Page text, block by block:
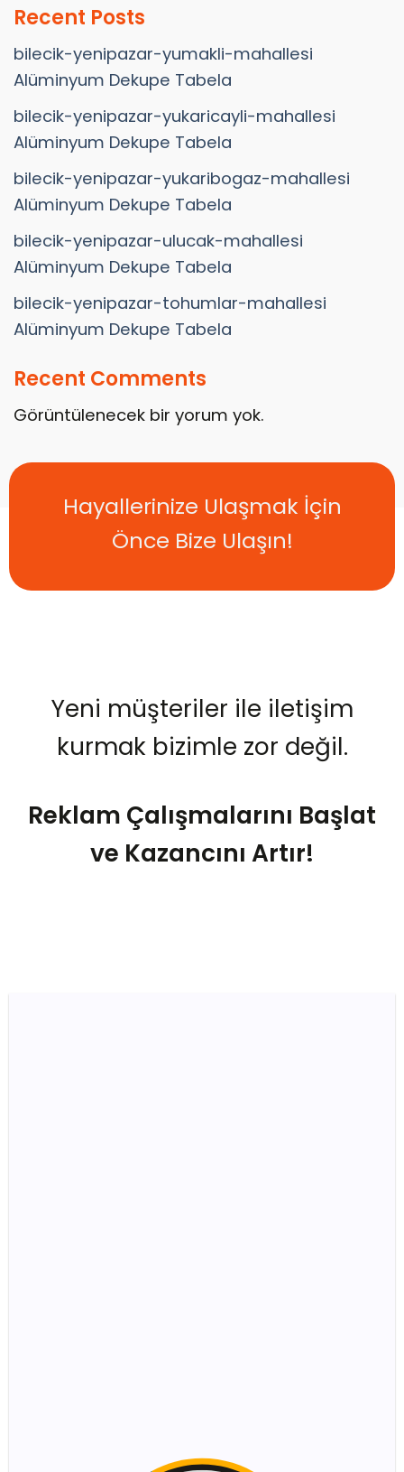
Recent Posts
bilecik-yenipazar-yumakli-mahallesi
Alüminyum Dekupe Tabela
bilecik-yenipazar-yukaricayli-mahallesi
Alüminyum Dekupe Tabela
bilecik-yenipazar-yukaribogaz-mahallesi
Alüminyum Dekupe Tabela
bilecik-yenipazar-ulucak-mahallesi
Alüminyum Dekupe Tabela
bilecik-yenipazar-tohumlar-mahallesi
Alüminyum Dekupe Tabela
Recent Comments
Görüntülenecek bir yorum yok.
Hayallerinize Ulaşmak İçin
Önce Bize Ulaşın!
Yeni müşteriler ile iletişim
kurmak bizimle zor değil.
Reklam Çalışmalarını Başlat
ve Kazancını Artır!